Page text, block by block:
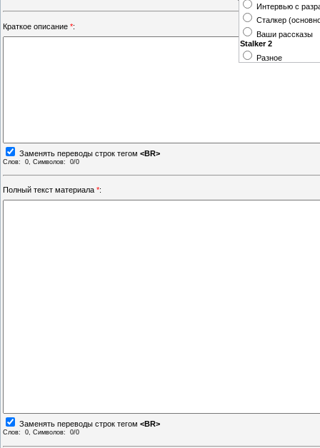
Интервью с
Сталкер
Ваши рассказы
Stalker 2
Разное
Краткое описание *:
Заменять переводы строк тегом <BR>
Слов: 0 , Символов: 0/0
Полный текст материала *:
Заменять переводы строк тегом <BR>
Слов: 0, Символов: 0/0